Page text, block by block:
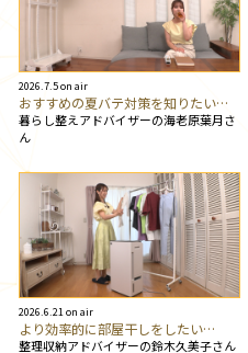
2026.7.5 on air
おすすめの夏バテ対策を知りたい…
暮らし整えアドバイザーの海老原葉月さ
ん
2026.6.21 on air
より効率的に部屋干しをしたい…
整理収納アドバイザーの鈴木久美子さん